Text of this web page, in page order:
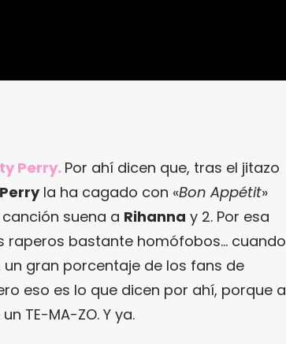
Perry. Por ahí dicen que, tras el jitazo
la ha cagado con «Bon Appétit»
suena a Rihanna y 2. Por esa
raperos bastante homófobos… cuando
gran porcentaje de los fans de
eso es lo que dicen por ahí, porque a
TE-MA-ZO. Y ya.